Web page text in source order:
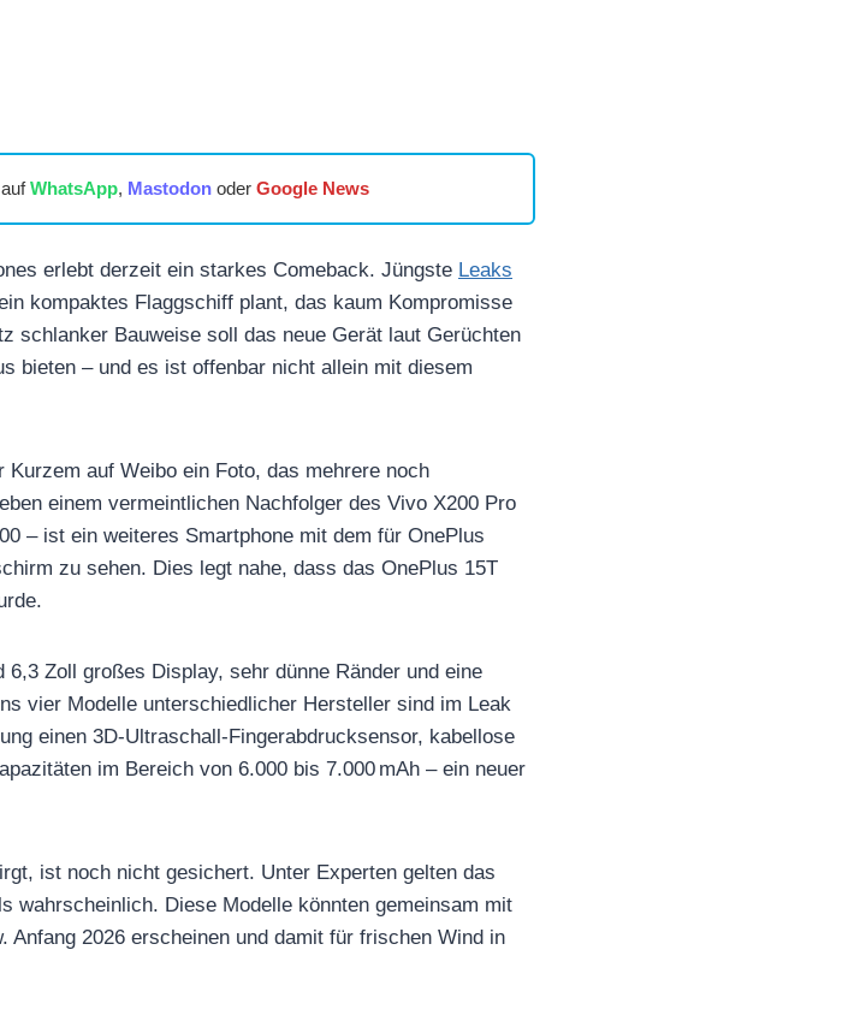
WhatsApp, Mastodonoder Google News
erlebt derzeit ein starkes Comeback. Jüngste Leaks
kompaktes Flaggschiff plant, das kaum Kompromisse
schlanker Bauweise soll das neue Gerät laut Gerüchten
bieten – und es ist offenbar nicht allein mit diesem
auf Weibo ein Foto, das mehrere noch
einem vermeintlichen Nachfolger des Vivo X200 Pro
– ist ein weiteres Smartphone mit dem für OnePlus
zu sehen. Dies legt nahe, dass das OnePlus 15T
Zoll großes Display, sehr dünne Ränder und eine
vier Modelle unterschiedlicher Hersteller sind im Leak
einen 3D-Ultraschall-Fingerabdrucksensor, kabellose
im Bereich von 6.000 bis 7.000 mAh – ein neuer
ist noch nicht gesichert. Unter Experten gelten das
wahrscheinlich. Diese Modelle könnten gemeinsam mit
Anfang 2026 erscheinen und damit für frischen Wind in